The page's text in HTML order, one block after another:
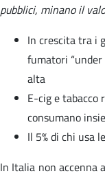
pubblici, minano il
In crescita tra i
fumatori
alta
E-cig e tabacco
consumano
Il 5% di chi usa
In Italia non accenna